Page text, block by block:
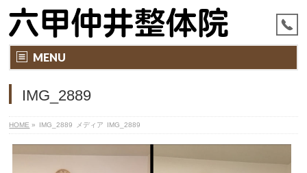
MENU
IMG_2889
HOME » IMG_2889 メディア IMG_2889